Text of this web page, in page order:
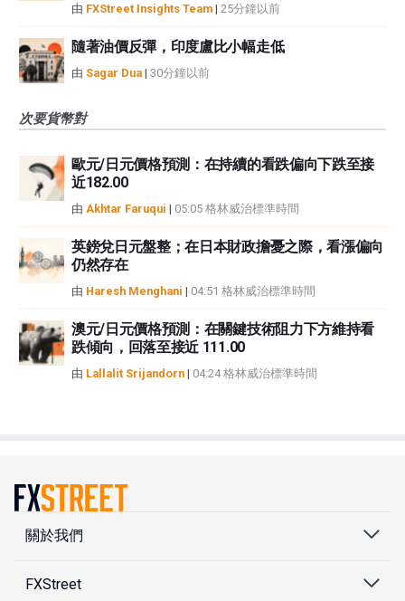
由 FXStreet Insights Team | 25分鐘以前
隨著油價反彈，印度盧比小幅走低
由 Sagar Dua | 30分鐘以前
次要貨幣對
歐元/日元價格預測：在持續的看跌偏向下跌至接
近182.00
由 Akhtar Faruqui | 05:05 格林威治標準時間
英鎊兌日元盤整；在日本財政擔憂之際，看漲偏向
仍然存在
由 Haresh Menghani | 04:51 格林威治標準時間
澳元/日元價格預測：在關鍵技術阻力下方維持看
跌傾向，回落至接近 111.00
由 Lallalit Srijandorn | 04:24 格林威治標準時間
關於我們
FXStreet